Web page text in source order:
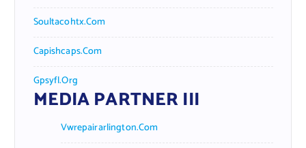
Soultacohtx.com
Capishcaps.com
Gpsyfl.org
MEDIA PARTNER III
Vwrepairarlington.com